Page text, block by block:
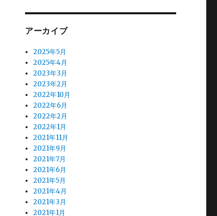
アーカイブ
2025年5月
2025年4月
2023年3月
2023年2月
2022年10月
2022年6月
2022年2月
2022年1月
2021年11月
2021年9月
2021年7月
2021年6月
2021年5月
2021年4月
2021年3月
2021年1月